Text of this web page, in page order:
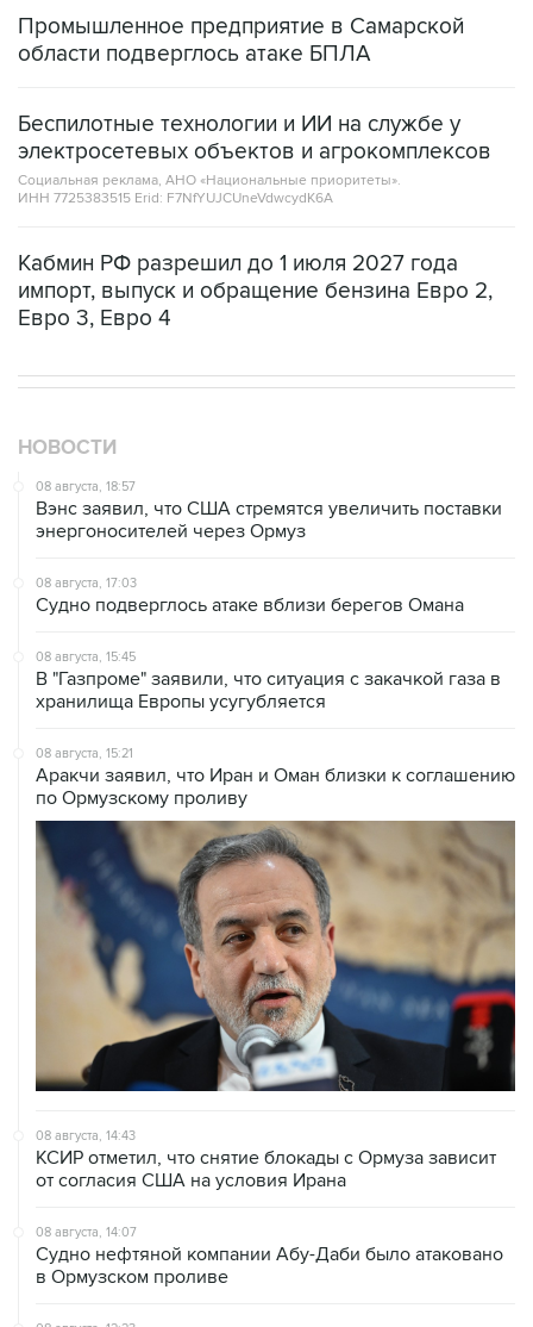
Промышленное предприятие в Самарской
области подверглось атаке БПЛА
Беспилотные технологии и ИИ на службе у
электросетевых объектов и агрокомплексов
Социальная реклама, АНО «Национальные приоритеты».
ИНН 7725383515 Erid: F7NfYUJCUneVdwcydK6A
Кабмин РФ разрешил до 1 июля 2027 года
импорт, выпуск и обращение бензина Евро 2,
Евро 3, Евро 4
НОВОСТИ
08 августа, 18:57
Вэнс заявил, что США стремятся увеличить поставки
энергоносителей через Ормуз
08 августа, 17:03
Судно подверглось атаке вблизи берегов Омана
08 августа, 15:45
В "Газпроме" заявили, что ситуация с закачкой газа в
хранилища Европы усугубляется
08 августа, 15:21
Аракчи заявил, что Иран и Оман близки к соглашению
по Ормузскому проливу
08 августа, 14:43
КСИР отметил, что снятие блокады с Ормуза зависит
от согласия США на условия Ирана
08 августа, 14:07
Судно нефтяной компании Абу-Даби было атаковано
в Ормузском проливе